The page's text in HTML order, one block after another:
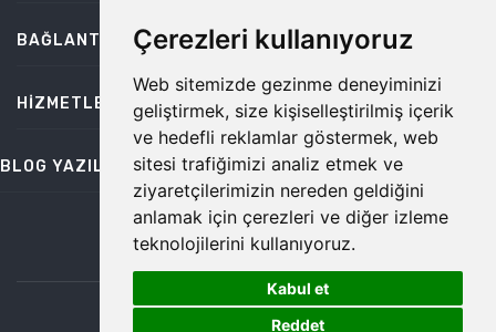
Çerezleri kullanıyoruz
Web sitemizde gezinme deneyiminizi
geliştirmek, size kişiselleştirilmiş içerik
ve hedefli reklamlar göstermek, web
sitesi trafiğimizi analiz etmek ve
ziyaretçilerimizin nereden geldiğini
anlamak için çerezleri ve diğer izleme
teknolojilerini kullanıyoruz.
Kabul et
Reddet
BAĞLANTILAR
HIZMETLER
BLOG YAZILARI
bilgi@temiz.co
©2026 Temiz, Her Hakkı Saklıdır.